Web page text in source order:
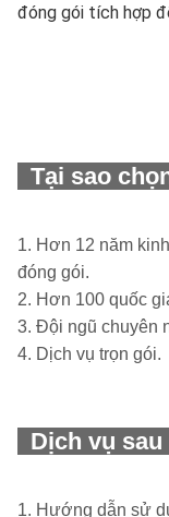
đóng gói tích hợp
Tại sao
1. Hơn 12 năm
đóng gói.
2. Hơn 100 quốc
3. Đội ngũ chuyên
4. Dịch vụ trọn gói.
Dịch vụ sau
1. Hướng dẫn sử